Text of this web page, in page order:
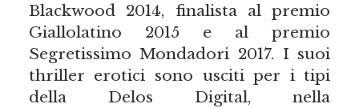
Blackwood 2014, finalista al premio
Giallolatino 2015 e al premio
Segretissimo Mondadori 2017. I suoi
thriller erotici sono usciti per i tipi
della Delos Digital, nella